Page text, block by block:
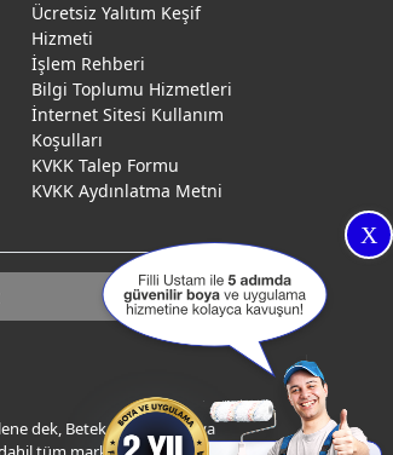
X
Ücretsiz Yalıtım Keşif
Hizmeti
İşlem Rehberi
Bilgi Toplumu Hizmetleri
İnternet Sitesi Kullanım
Koşulları
KVKK Talep Formu
KVKK Aydınlatma Metni
dek, Betek Boya ve Kimya